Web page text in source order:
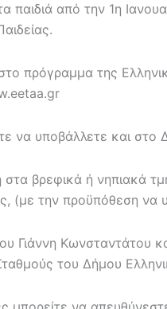
παιδιά από την 1η
πρόγραμμα της
να υποβάλλετε και στο
στα βρεφικά ή νηπιακά
(με την προϋπόθεση να
Γιάννη Κωνσταντάτου
του Δήμου